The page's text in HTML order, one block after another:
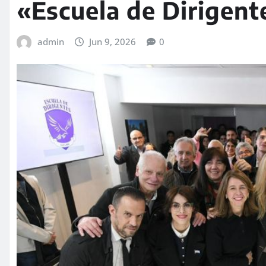
«Escuela de
admin Jun 9, 2026 0